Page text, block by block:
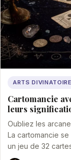
ARTS
Cartomancie
leurs
Oubliez les
La cartomancie
un jeu de 32